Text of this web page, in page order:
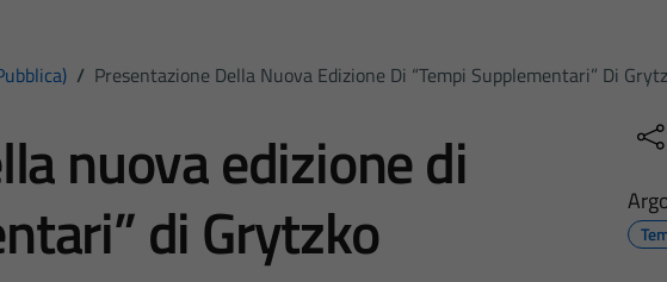
/ Presentazione Della Nuova Edizione Di “Tempi Supplementari” Di
nuova edizione di
di Grytzko